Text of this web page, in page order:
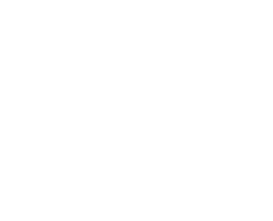
，必將為全國人民帶來歡樂。歡迎您帶
可以透過ABC電視台和ABC iView觀看